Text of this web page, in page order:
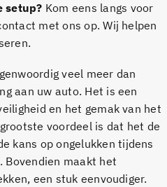
setup? Kom eens langs voor
met ons op. Wij helpen
veel meer dan
aan uw auto. Het is een
en het gemak van het
voordeel is dat het de
kans op ongelukken tijdens
maakt het
een stuk eenvoudiger.